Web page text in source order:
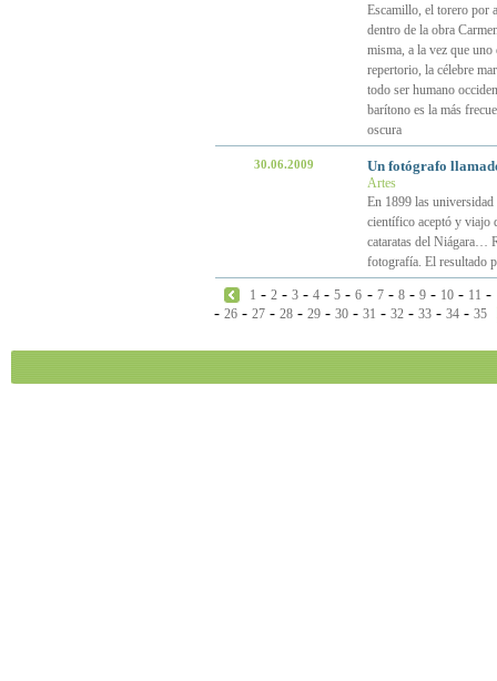
Escamillo, el torero por
dentro de la obra
misma, a la vez que
repertorio, la célebre
todo ser humano
barítono es la más
oscura
30.06.2009 Un fotógrafo
Artes
En 1899 las
científico aceptó y viajo
cataratas del Niágara…
fotografía. El resultado
1 -2 -3 -4 -5 -6 - 7- 8- 9- 10- 11 -
- 26 - 27 - 28 - 29 - 30 - 31 - 32 - 33 - 34 - 35